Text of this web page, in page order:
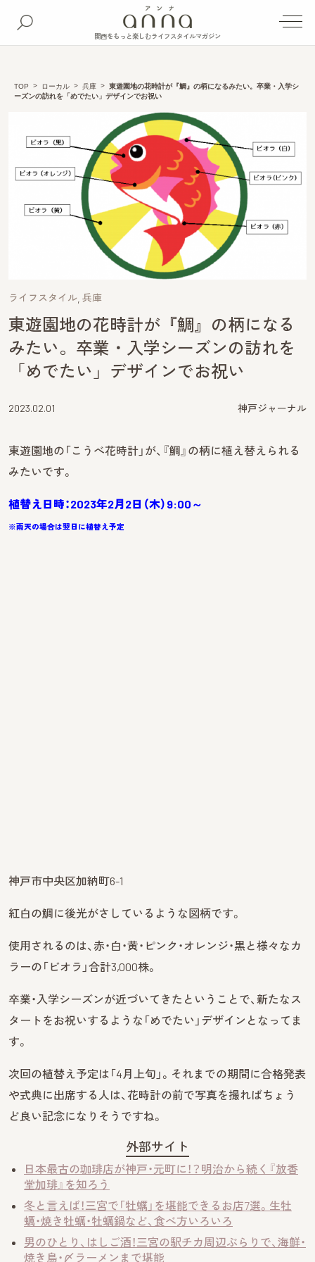
関西をもっと楽しむライフスタイルマガジン
TOP ローカル 兵庫
東遊園地の花時計が『鯛』の柄になるみたい。卒業・入学シ
ーズンの訪れを「めでたい」デザインでお祝い
ライフスタイル 兵庫
東遊園地の花時計が『鯛』の柄になる
みたい。卒業・入学シーズンの訪れを
「めでたい」デザインでお祝い
2023.02.01 神戸ジャーナル
東遊園地の「こうべ花時計」が、『鯛』の柄に植え替えられる
みたいです。
植替え日時：2023年2月2日（木）9:00～
※雨天の場合は翌日に植替え予定
神戸市中央区加納町6-1
紅白の鯛に後光がさしているような図柄です。
使用されるのは、赤・白・黄・ピンク・オレンジ・黒と様々なカ
ラーの「ビオラ」合計3,000株。
卒業・入学シーズンが近づいてきたということで、新たなス
タートをお祝いするような「めでたい」デザインとなってま
す。
次回の植替え予定は「4月上旬」。それまでの期間に合格発表
や式典に出席する人は、花時計の前で写真を撮ればちょう
ど良い記念になりそうですね。
外部サイト
日本最古の珈琲店が神戸・元町に！？明治から続く『放香
堂加琲』を知ろう
冬と言えば！三宮で「牡蠣」を堪能できるお店7選。生牡
蠣・焼き牡蠣・牡蠣鍋など、食べ方いろいろ
男のひとり、はしご酒！三宮の駅チカ周辺ぶらりで、海鮮・
焼き鳥・〆ラーメンまで堪能